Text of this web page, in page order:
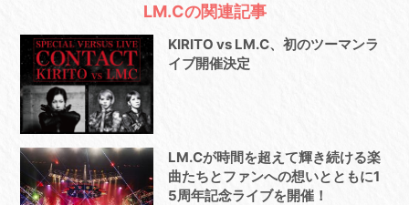
LM.Cの関連記事
KIRITO vs LM.C、初のツーマンラ
イブ開催決定
LM.Cが時間を超えて輝き続ける楽
曲たちとファンへの想いとともに1
5周年記念ライブを開催！